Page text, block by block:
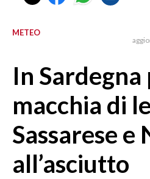
SULCIS IGLESIENTE
SASSARI E PROVINCIA
GALLURA
OGLIASTRA
AGENDA
METEO
In Sardegna
macchia di
Sassarese e
all’asciutto